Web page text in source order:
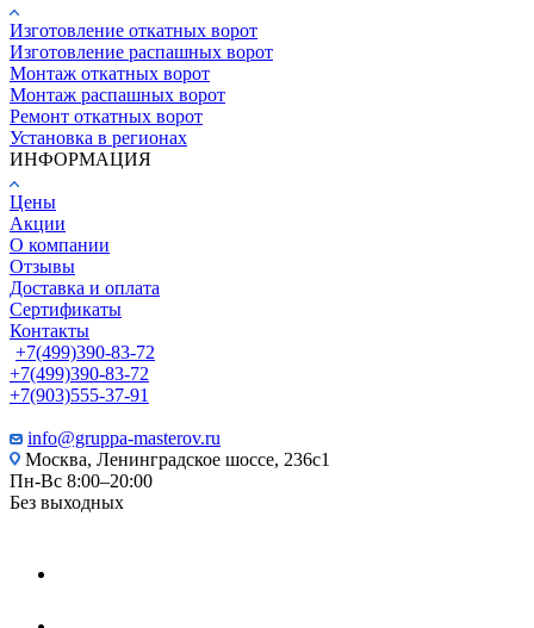
Изготовление откатных ворот
Изготовление распашных ворот
Монтаж откатных ворот
Монтаж распашных ворот
Ремонт откатных ворот
Установка в регионах
ИНФОРМАЦИЯ
Цены
Акции
О компании
Отзывы
Доставка и оплата
Сертификаты
Контакты
+7(499)390-83-72
+7(499)390-83-72
+7(903)555-37-91
info@gruppa-masterov.ru
Москва, Ленинградское шоссе, 236с1
Пн-Вс 8:00–20:00
Без выходных